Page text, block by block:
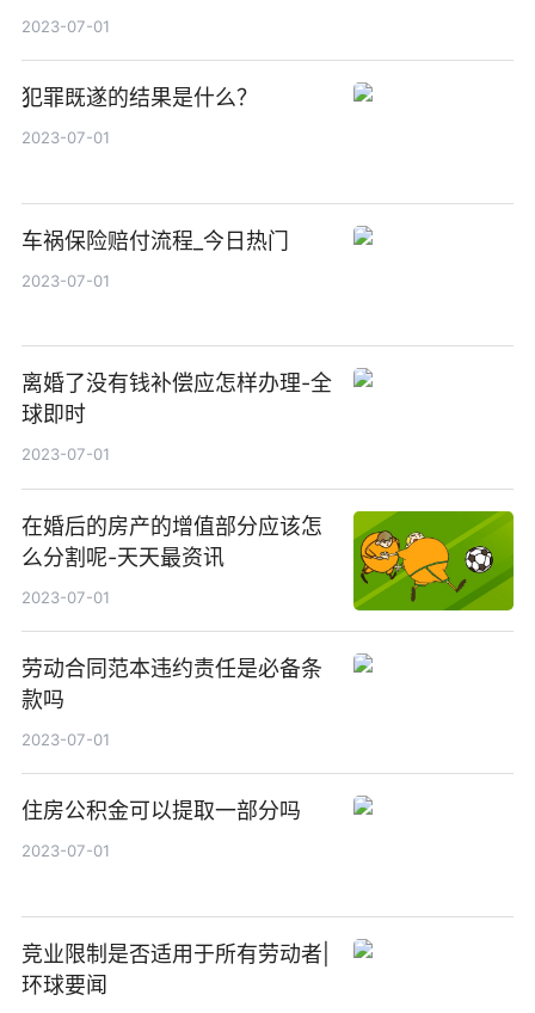
2023-07-01
犯罪既遂的结果是什么？
2023-07-01
车祸保险赔付流程_今日热门
2023-07-01
离婚了没有钱补偿应怎样办理-全
球即时
2023-07-01
在婚后的房产的增值部分应该怎
么分割呢-天天最资讯
2023-07-01
劳动合同范本违约责任是必备条
款吗
2023-07-01
住房公积金可以提取一部分吗
2023-07-01
竞业限制是否适用于所有劳动者|
环球要闻